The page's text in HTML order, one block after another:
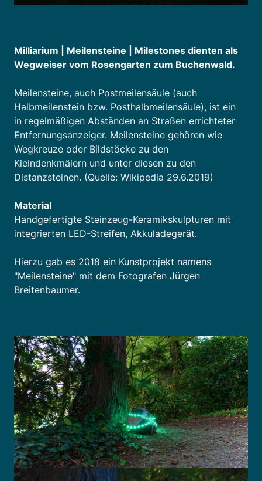
Milliarium | Meilensteine | Milestones dienten als
Wegweiser vom Rosengarten zum Buchenwald.
Meilensteine, auch Postmeilensäule (auch
Halbmeilenstein bzw. Posthalbmeilensäule), ist ein
in regelmäßigen Abständen an Straßen errichteter
Entfernungsanzeiger. Meilensteine gehören wie
Wegkreuze oder Bildstöcke zu den
Kleindenkmälern und unter diesen zu den
Distanzsteinen. (Quelle: Wikipedia 29.6.2019)
Material
Handgefertigte Steinzeug-Keramikskulpturen mit
integrierten LED-Streifen, Akkuladegerät.
Hierzu gab es 2018 ein Kunstprojekt namens
"Meilensteine" mit dem Fotografen Jürgen
Breitenbaumer.